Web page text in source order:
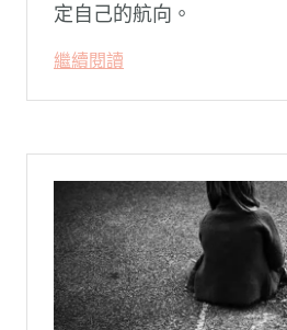
定自己的航向。
繼續閱讀